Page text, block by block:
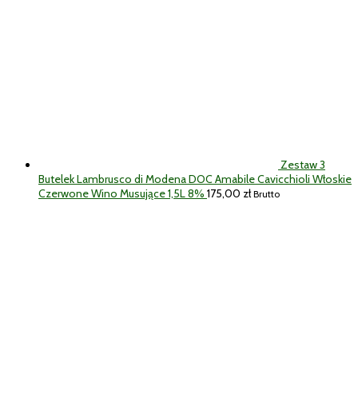
Zestaw 3
Butelek Lambrusco di Modena DOC Amabile Cavicchioli Włoskie
Czerwone Wino Musujące 1,5L 8% 175,00 zł Brutto